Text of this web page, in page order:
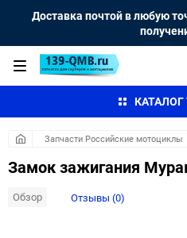
Доставка почтой в любую
Запчасти Российские мотоциклы
Замок зажигания
Обзор Отзывы (0)